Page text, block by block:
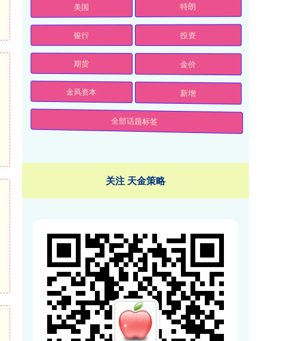
美国 特朗
银行 投资
期货 金价
金风资本 新增
全部话题标签
关注 天金策略